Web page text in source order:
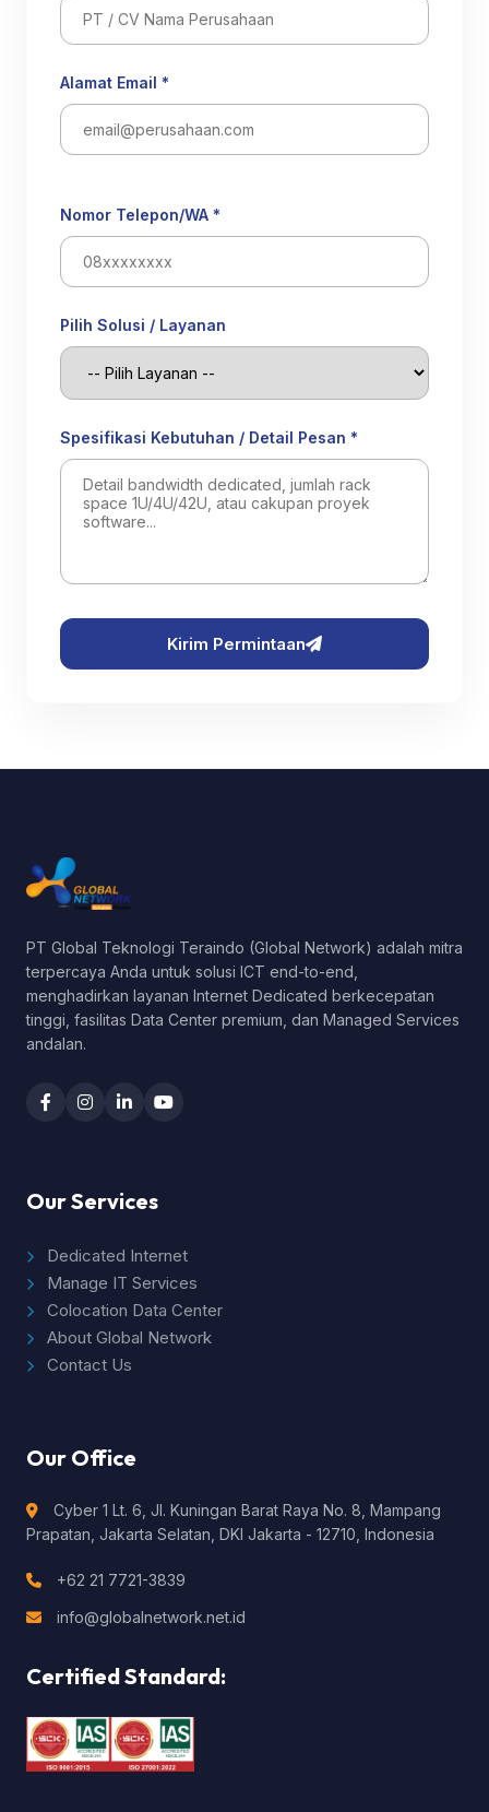
Alamat Email *
Nomor Telepon/WA *
Pilih Solusi / Layanan
Spesifikasi Kebutuhan / Detail Pesan *
Kirim Permintaan
PT Global Teknologi Teraindo (Global Network) adalah mitra
terpercaya Anda untuk solusi ICT end-to-end,
menghadirkan layanan Internet Dedicated berkecepatan
tinggi, fasilitas Data Center premium, dan Managed Services
andalan.
Our Services
Dedicated Internet
Manage IT Services
Colocation Data Center
About Global Network
Contact Us
Our Office
Cyber 1 Lt. 6, Jl. Kuningan Barat Raya No. 8, Mampang
Prapatan, Jakarta Selatan, DKI Jakarta - 12710, Indonesia
+62 21 7721-3839
info@globalnetwork.net.id
Certified Standard: